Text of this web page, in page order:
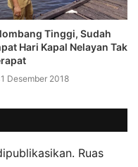
Tinggi, Sudah
Hari Kapal Nelayan Tak
Desember 2018
Ruas